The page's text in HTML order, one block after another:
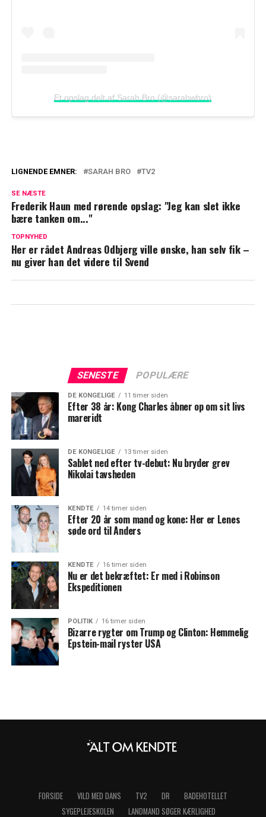
Et opslag delt af Sarah Bro (@sarahwbro)
scoret hovedrollen
TV 2-deltager fortryder inderligt
dårligste beslutning"
LIGNENDE EMNER: SARAH BRO TV2
SE NÆSTE
Frederik Haun med rørende opslag: "Jeg kan slet ikke
bære tanken om..."
TOPNYHED
Her er rådet Andreas Odbjerg ville ønske, han selv fik –
nu giver han det videre til Svend
SENESTE POPULÆRE
DE KONGELIGE 11 timer siden
Efter 38 år: Kong Charles åbner op om sit livs
mareridt
DE KONGELIGE 13 timer siden
Sablet ned efter tv-debut: Nu bryder grev
Nikolai tavsheden
KENDTE 14 timer siden
Efter 20 år som mand og kone: Her er Lenes
søde ord til Anders
KENDTE 16 timer siden
Nu er det bekræftet: Er med i Robinson
Ekspeditionen
POLITIK 16 timer siden
Bizarre rygter om Trump og Clinton: Hemmelig
Epstein-mail ryster USA
FORSIDE VILD MED DANS TV2 DR
BADEHOTELLET
SYGEPLEJESKOLEN
LANDMAND SØGER KÆRLIGHED